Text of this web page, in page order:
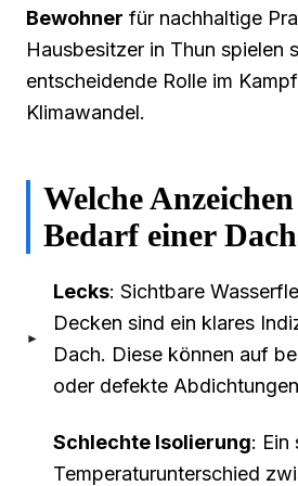
Bewohner für nachhaltige
Hausbesitzer in Thun spielen
entscheidende Rolle im
Klimawandel.
Welche
Bedarf einer
Lecks: Sichtbare
Decken sind ein klares
Dach. Diese können auf
oder defekte
Schlechte Isolierung: Ein
Temperaturunterschied